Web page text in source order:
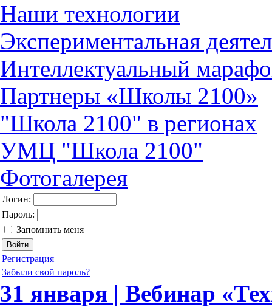
Наши технологии
Экспериментальная
Интеллектуальный
Партнеры «Школы 2100»
"Школа 2100" в регионах
УМЦ "Школа 2100"
Фотогалерея
Логин:
Пароль:
Запомнить меня
Регистрация
Забыли свой пароль?
31 января | Вебинар